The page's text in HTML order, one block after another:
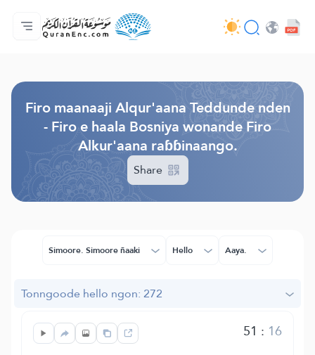
Jaɓɓorgo
Loowdi firooji ɗi
Audio
Golleeji topayɓe ( heyɗintinooɓe) ɓen - API
Fii eɓɓoore nde
Humpo'ndir e amen
Ɗemngal
Firo maanaaji Alqur'aana Teddunde nden
- Firo e haala Bosniya wonande Firo
Alkur'aana raɓɓinaango.
Share
Simoore. Simoore ñaaki Hello Aaya.
Tonngoode hello ngon: 272
51 : 16